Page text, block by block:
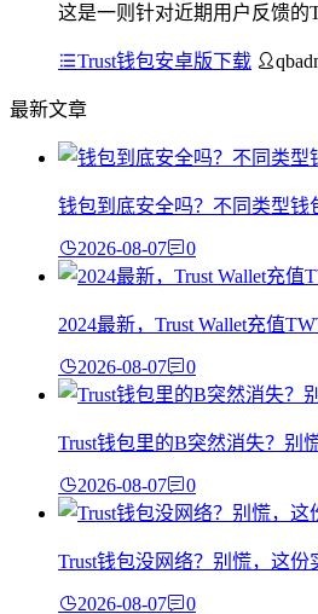
这是一则针对近期用户反馈的
Trust钱包安卓版下载
最新文章
钱包到底安全吗？不同类型钱
2026-08-07 0
2024最新，Trust Wallet充值
2026-08-07 0
Trust钱包里的B突然消失？别
2026-08-07 0
Trust钱包没网络？别慌，这
2026-08-07 0